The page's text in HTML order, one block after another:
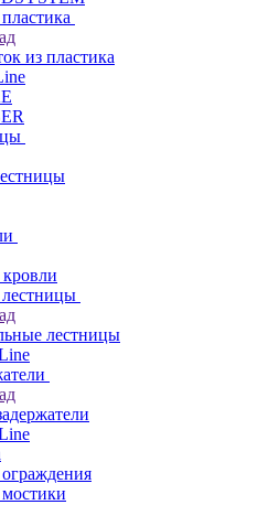
из пластика
лестницы